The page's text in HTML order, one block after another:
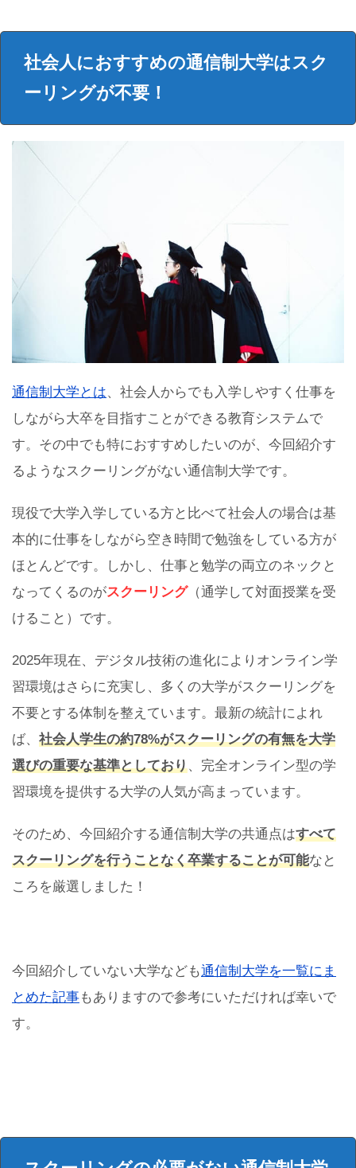
社会人におすすめの通信制大学はスク
ーリングが不要！
通信制大学とは、社会人からでも入学しやすく仕事を
しながら大卒を目指すことができる教育システムで
す。その中でも特におすすめしたいのが、今回紹介す
るようなスクーリングがない通信制大学です。
現役で大学入学している方と比べて社会人の場合は基
本的に仕事をしながら空き時間で勉強をしている方が
ほとんどです。しかし、仕事と勉学の両立のネックと
なってくるのがスクーリング（通学して対面授業を受
けること）です。
2025年現在、デジタル技術の進化によりオンライン学
習環境はさらに充実し、多くの大学がスクーリングを
不要とする体制を整えています。最新の統計によれ
ば、 社会人学生の約78%がスクーリングの有無を大学
選びの重要な基準としており、完全オンライン型の学
習環境を提供する大学の人気が高まっています。
そのため、今回紹介する通信制大学の共通点はすべて
スクーリングを行うことなく卒業することが可能なと
ころを厳選しました！
今回紹介していない大学なども通信制大学を一覧にま
とめた記事もありますので参考にいただければ幸いで
す。